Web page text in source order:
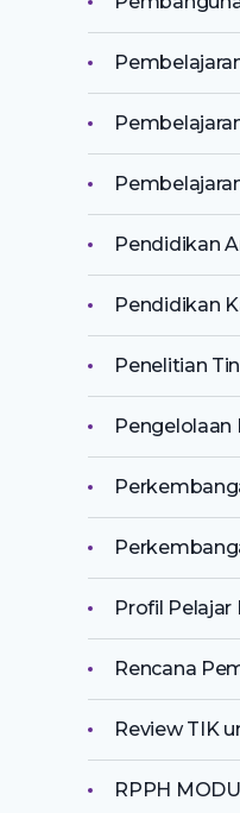
Pendidikan
Pendidikan
Penelitian
Pengelolaan
Profil Pelajar
Rencana
Review TIK
RPPH